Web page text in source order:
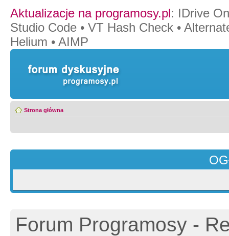
Aktualizacje na programosy.pl: IDrive
Studio Code • VT Hash Check •
Helium • AIMP
Strona główna
Forum Programosy -